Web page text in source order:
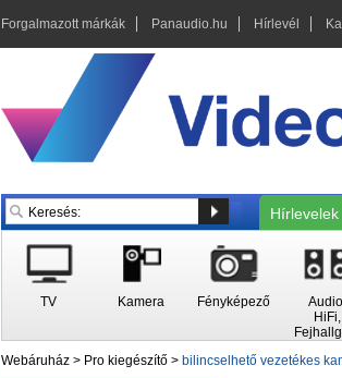
Forgalmazott márkák Panaudio.hu Hírlevél
Hírlevelek
TV Kamera Fényképező
HiFi,
Webáruház > Pro kiegészítő > bilincselhető vezetékes